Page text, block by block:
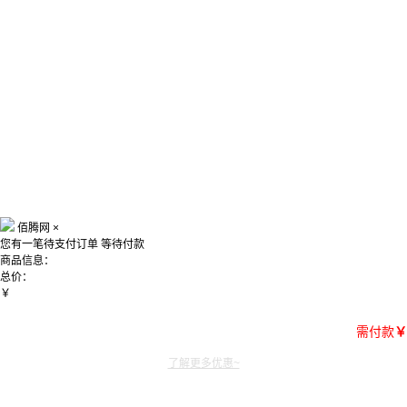
佰腾网 ×
您有一笔待支付订单 等待付款
商品信息：
总价：
￥
需付款￥
了解更多优惠~